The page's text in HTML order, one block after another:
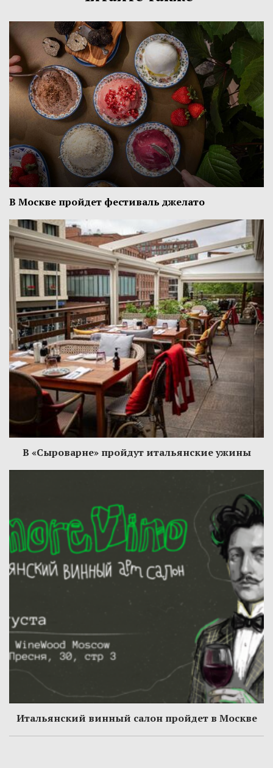
В Москве пройдет фестиваль джелато
В «Сыроварне» пройдут итальянские ужины
Итальянский винный салон пройдет в Москве